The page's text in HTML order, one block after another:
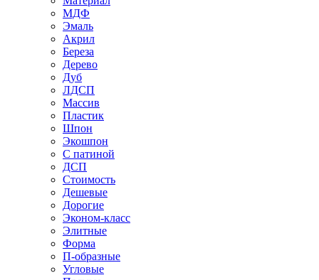
МДФ
Эмаль
Акрил
Береза
Дерево
Дуб
ЛДСП
Массив
Пластик
Шпон
Экошпон
С патиной
ДСП
Стоимость
Дешевые
Дорогие
Эконом-класс
Элитные
Форма
П-образные
Угловые